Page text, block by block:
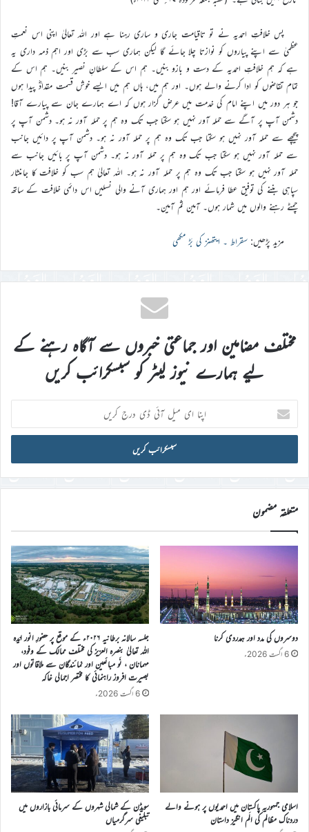
پس خلافتِ احمدیہ نے تو تاقیامت جاری و ساری رہنا ہے اور اللہ تعالیٰ اپنی اس نعمتِ
عظمیٰ سے اپنے پیاروں کو نوازتا چلا جائے گا لیکن ہماری سب سے بڑی اور اہم ذمہ داری یہ
ہے کہ ہم خلافتِ احمدیہ کے دست و بازو بنیں۔ ہم اس کے سلطانِ نصیر بنیں۔ ہم اس کے
تمام تقاضوں کو ادا کرنے والے ہوں۔ اور ہم میں، ہاں ہم میں ایسے خوش قسمت مقدادؓ پیدا ہوں
جو ہر دور میں اپنے امام کی خدمت میں عرض گزار ہوں کہ اے ہمارے جان سے پیارے آقا!
دشمن آپ پر آگے سے حملہ آور نہیں ہو سکتا جب تک وہ ہم پر حملہ آور نہ ہو۔ دشمن آپ پر
پیچھے سے حملہ آور نہیں ہو سکتا جب تک وہ ہم پر حملہ آور نہ ہو۔ دشمن آپ پر دائیں جانب
سے حملہ آور نہیں ہو سکتا جب تک وہ ہم پر حملہ آور نہ ہو۔ دشمن آپ پر بائیں جانب سے
حملہ آور نہیں ہو سکتا جب تک وہ ہم پر حملہ آور نہ ہو۔ اللہ تعالیٰ ہم سب کو خلافت کا جاںنثار
سپاہی بننے کی توفیق عطا فرمائے اور ہم اور ہماری آنے والی نسلیں اس دائمی خلافت کے ساتھ
چمٹے رہنے والوں میں شمار ہوں۔ آمین ثم آمین۔
مزید پڑھیں: سقراط ۔ ایتھنز کی بَڑ مکھی
مختلف مضامین اور جماعتی خبروں سے آگاہ رہنے کے
لیے ہمارے نیوز لیٹر کو سبسکرائب کریں
اپنا
ای
میل
ڈی
درج
کریں
متعلقہ مضمون
دوسروں کی مدد اور ہمدردی کرنا
6 اگست 2026ء
جلسہ سالانہ برطانیہ ۲۰۲۶ء کے موقع پر حضورِ انور ایّدہ
الله تعالیٰ بنصرہ العزیز کی مختلف ممالک کے وفود،
مہمانان ، نَو مبائعین اور نمائندگان سے ملاقاتوں اور
بصیرت افروز راہنمائی کا مختصر اجمالی خاکہ
6 اگست 2026ء
اسلامی جمہوریہ پاکستان میں احمدیوں پر ہونے والے
دردناک مظالم کی الَم انگیز داستان
سویڈن کے شمالی شہروں کے سرمائی بازاروں میں
تبلیغی سرگرمیاں